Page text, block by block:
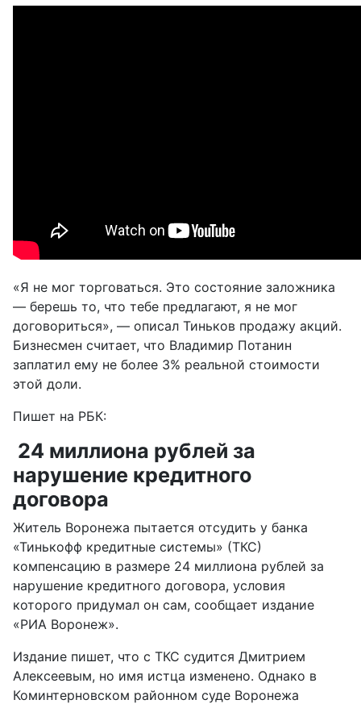
«Я не мог торговаться. Это состояние заложника
— берешь то, что тебе предлагают, я не мог
договориться», — описал Тиньков продажу акций.
Бизнесмен считает, что Владимир Потанин
заплатил ему не более 3% реальной стоимости
этой доли.
Пишет на РБК:
24 миллиона рублей за
нарушение кредитного
договора
Житель Воронежа пытается отсудить у банка
«Тинькофф кредитные системы» (ТКС)
компенсацию в размере 24 миллиона рублей за
нарушение кредитного договора, условия
которого придумал он сам, сообщает издание
«РИА Воронеж».
Издание пишет, что с ТКС судится Дмитрием
Алексеевым, но имя истца изменено. Однако в
Коминтерновском районном суде Воронежа